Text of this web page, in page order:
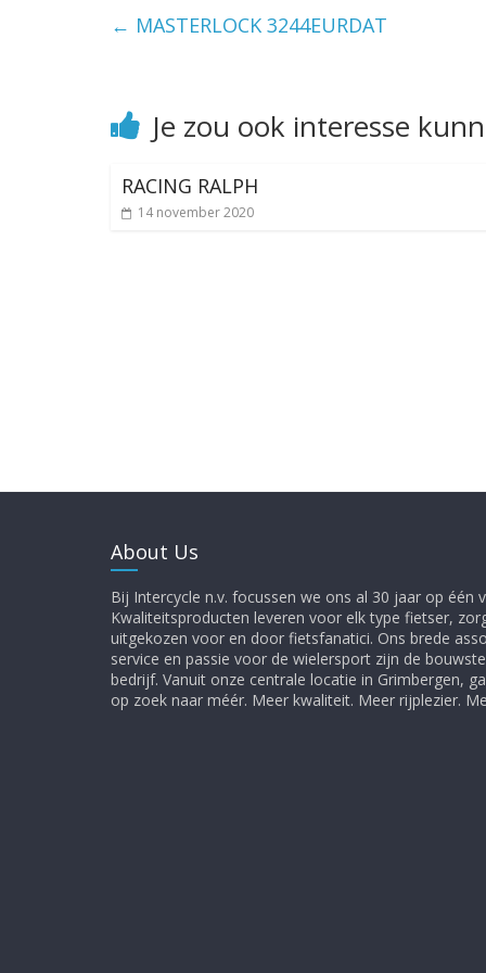
← MASTERLOCK 3244EURDAT
Je zou ook interesse
RACING RALPH
14 november 2020
About Us
Bij Intercycle n.v. focussen we ons al 30 jaar op één
Kwaliteitsproducten leveren voor elk type fietser,
uitgekozen voor en door fietsfanatici. Ons brede
service en passie voor de wielersport zijn de
bedrijf. Vanuit onze centrale locatie in Grimbergen,
op zoek naar méér. Meer kwaliteit. Meer rijplezier.